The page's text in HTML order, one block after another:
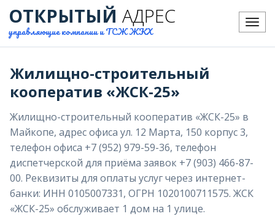
Меню
ОТКРЫТЫЙ АДРЕС
управляющие компании и ТСЖ ЖКХ
Жилищно-строительный
кооператив «ЖСК-25»
Жилищно-строительный кооператив «ЖСК-25» в
Майкопе, адрес офиса ул. 12 Марта, 150 корпус 3,
телефон офиса +7 (952) 979-59-36, телефон
диспетчерской для приёма заявок +7 (903) 466-87-
00. Реквизиты для оплаты услуг через интернет-
банки: ИНН 0105007331, ОГРН 1020100711575. ЖСК
«ЖСК-25» обслуживает 1 дом на 1 улице.